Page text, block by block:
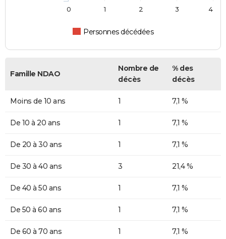
Personnes décédées
0 1 2 3 4
Famille NDAO
Nombre de
décès
% des
décès
Moins de 10 ans 1 7,1 %
De 10 à 20 ans 1 7,1 %
De 20 à 30 ans 1 7,1 %
De 30 à 40 ans 3 21,4 %
De 40 à 50 ans 1 7,1 %
De 50 à 60 ans 1 7,1 %
De 60 à 70 ans 1 7,1 %